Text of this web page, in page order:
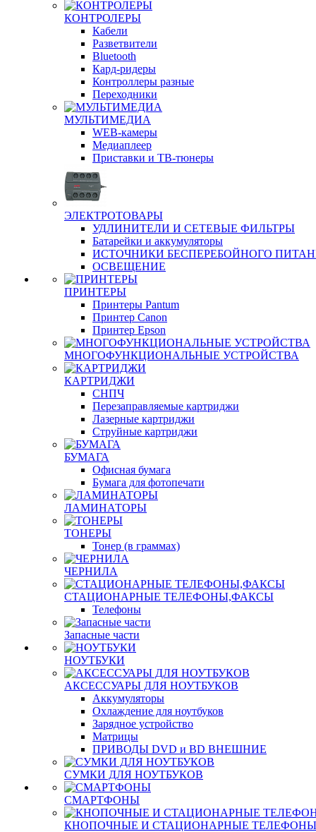
КОНТРОЛЕРЫ
Кабели
Разветвители
Bluetooth
Кард-ридеры
Контроллеры разные
Переходники
МУЛЬТИМЕДИА
WEB-камеры
Медиаплеер
Приставки и ТВ-тюнеры
ЭЛЕКТРОТОВАРЫ
УДЛИНИТЕЛИ И СЕТЕВЫЕ ФИЛЬТРЫ
Батарейки и аккумуляторы
ИСТОЧНИКИ БЕСПЕРЕБОЙНОГО
ОСВЕЩЕНИЕ
ПРИНТЕРЫ
Принтеры Pantum
Принтер Canon
Принтер Epson
МНОГОФУНКЦИОНАЛЬНЫЕ УСТРОЙСТВА
КАРТРИДЖИ
СНПЧ
Перезаправляемые картриджи
Лазерные картриджи
Струйные картриджи
БУМАГА
Офисная бумага
Бумага для фотопечати
ЛАМИНАТОРЫ
ТОНЕРЫ
Тонер (в граммах)
ЧЕРНИЛА
СТАЦИОНАРНЫЕ ТЕЛЕФОНЫ,ФАКСЫ
Телефоны
Запасные части
НОУТБУКИ
АКСЕССУАРЫ ДЛЯ НОУТБУКОВ
Аккумуляторы
Охлаждение для ноутбуков
Зарядное устройство
Матрицы
ПРИВОДЫ DVD и BD ВНЕШНИЕ
СУМКИ ДЛЯ НОУТБУКОВ
СМАРТФОНЫ
КНОПОЧНЫЕ И СТАЦИОНАРНЫЕ ТЕЛЕФОНЫ